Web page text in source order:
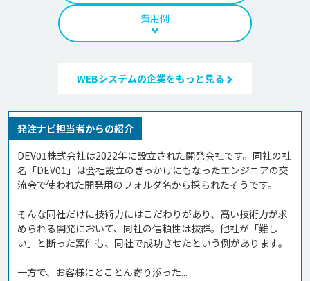
費用例
WEBシステムの企業をもっと見る
発注ナビ担当者からの紹介
DEV01株式会社は2022年に設立された開発会社です。同社の社
名「DEV01」は会社設立のきっかけにもなったエンジニアの交
流会で使われた開発用のフォルダ名から採られたそうです。
そんな同社だけに技術力にはこだわりがあり、高い技術力が求
められる開発において、同社の信頼性は抜群。他社が「難し
い」と断った案件も、同社で成功させたという例があります。
一方で、お客様にとことん寄り添った...